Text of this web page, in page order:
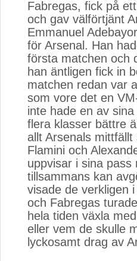
Fabregas, fick på
och gav välförtjänt
Emmanuel
för Arsenal. Han
första matchen och
han äntligen fick in
matchen redan var
som vore det en
inte hade en av
flera klasser bättre
allt Arsenals
Flamini och
uppvisar i sina
tillsammans kan
visade de verkligen
och Fabregas
hela tiden växla
eller vem de skulle
lyckosamt drag av